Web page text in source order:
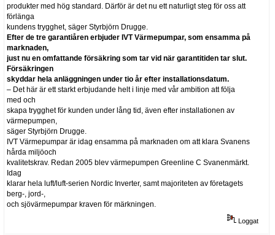
produkter med hög standard. Därför är det nu ett naturligt steg för oss att
förlänga
kundens trygghet, säger Styrbjörn Drugge.
Efter de tre garantiåren erbjuder IVT Värmepumpar, som ensamma på
marknaden,
just nu en omfattande försäkring som tar vid när garantitiden tar slut.
Försäkringen
skyddar hela anläggningen under tio år efter installationsdatum.
– Det här är ett starkt erbjudande helt i linje med vår ambition att följa
med och
skapa trygghet för kunden under lång tid, även efter installationen av
värmepumpen,
säger Styrbjörn Drugge.
IVT Värmepumpar är idag ensamma på marknaden om att klara Svanens
hårda miljöoch
kvalitetskrav. Redan 2005 blev värmepumpen Greenline C Svanenmärkt.
Idag
klarar hela luft/luft-serien Nordic Inverter, samt majoriteten av företagets
berg-, jord-,
och sjövärmepumpar kraven för märkningen.
Loggat